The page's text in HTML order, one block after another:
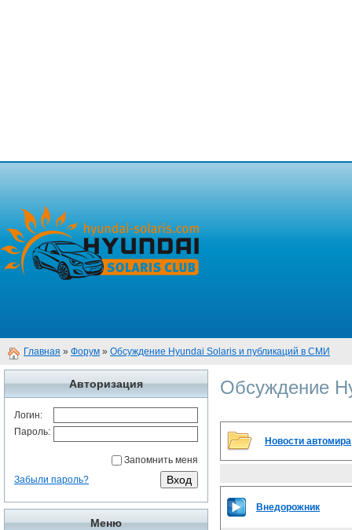
Главная » Форум » Обсуждение Hyundai Solaris и публикаций в СМИ
Авторизация
Логин:
Пароль:
Запомнить меня
Забыли пароль?
Меню
Обсуждение
Новости автомира
Внедорожник